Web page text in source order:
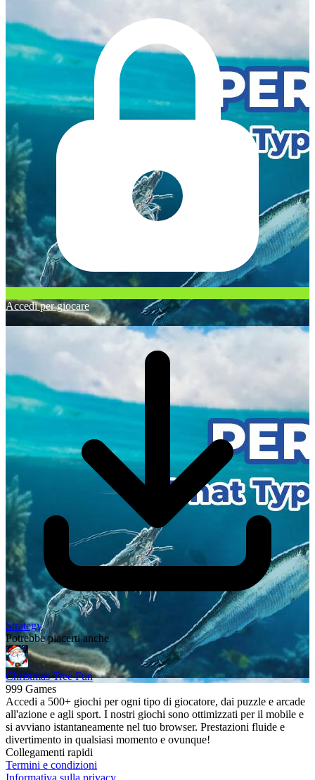
Accedi per giocare
Strategy
Potrebbe piacerti anche
Christmas Tree Fun
999 Games
Accedi a 500+ giochi per ogni tipo di giocatore, dai puzzle e arcade
all'azione e agli sport. I nostri giochi sono ottimizzati per il mobile e
si avviano istantaneamente nel tuo browser. Prestazioni fluide e
divertimento in qualsiasi momento e ovunque!
Collegamenti rapidi
Termini e condizioni